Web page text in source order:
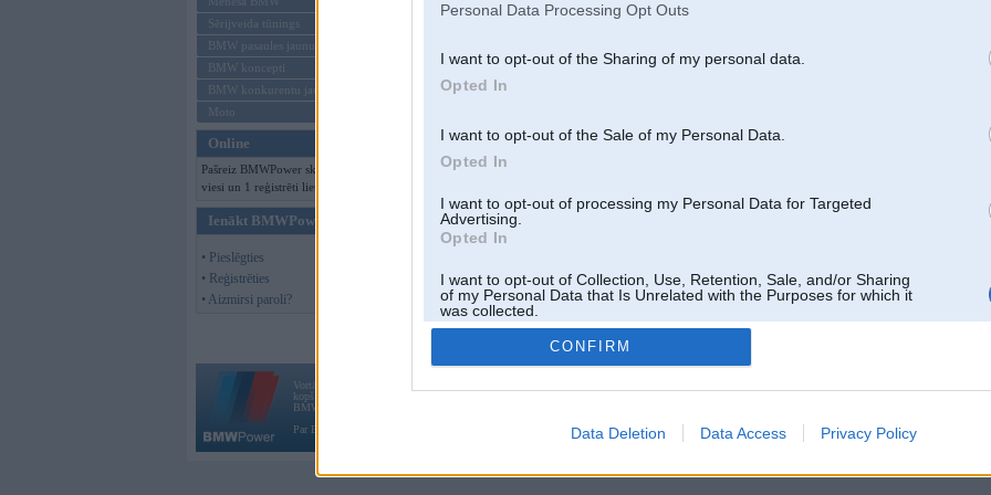
Personal Data Processing Opt Outs
I want to opt-out of the Sharing of my personal data.
Opted In
I want to opt-out of the Sale of my Personal Data.
Opted In
I want to opt-out of processing my Personal Data for Targeted
Advertising.
Opted In
I want to opt-out of Collection, Use, Retention, Sale, and/or Sharing
of my Personal Data that Is Unrelated with the Purposes for which it
was collected.
Opted Out
CONFIRM
Data Deletion Data Access Privacy Policy
Sērijveida tūnings
BMW pasaules jaunumi
BMW koncepti
BMW konkurentu jaunumi
Moto
Online
Pašreiz BMWPower skatās 151
viesi un 1 reģistrēti lietotāji.
Ienākt BMWPower
• Pieslēgties
• Reģistrēties
• Aizmirsi paroli?
Vortāls BMWPower.lv darbojas
kopš 2002. gada 14. maija. Tas nav auto klubs un nav saistīts ar
BMW AG.
Par BMWPower